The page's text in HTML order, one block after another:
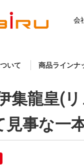
会
いて 商品ラインナ
集龍皇(
見事な一